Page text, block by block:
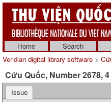
Home Search
Veridian digital library software >
Cứu Quốc, Number 2678,
Issue